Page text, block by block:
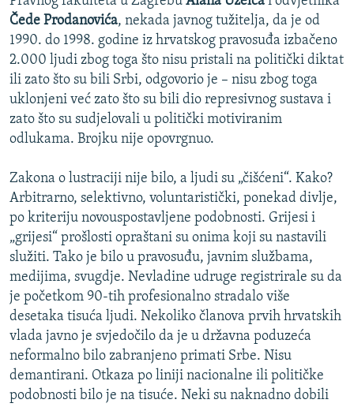
Čede Prodanovića, nekada javnog tužitelja, da je od
1990. do 1998. godine iz hrvatskog pravosuđa izbačeno
2.000 ljudi zbog toga što nisu pristali na politički diktat
ili zato što su bili Srbi, odgovorio je – nisu zbog toga
uklonjeni već zato što su bili dio represivnog sustava i
zato što su sudjelovali u politički motiviranim
odlukama. Brojku nije opovrgnuo.
Zakona o lustraciji nije bilo, a ljudi su „čišćeni“. Kako?
Arbitrarno, selektivno, voluntaristički, ponekad divlje,
po kriteriju novouspostavljene podobnosti. Grijesi i
„grijesi“ prošlosti opraštani su onima koji su nastavili
služiti. Tako je bilo u pravosuđu, javnim službama,
medijima, svugdje. Nevladine udruge registrirale su da
je početkom 90-tih profesionalno stradalo više
desetaka tisuća ljudi. Nekoliko članova prvih hrvatskih
vlada javno je svjedočilo da je u državna poduzeća
neformalno bilo zabranjeno primati Srbe. Nisu
demantirani. Otkaza po liniji nacionalne ili političke
podobnosti bilo je na tisuće. Neki su naknadno dobili